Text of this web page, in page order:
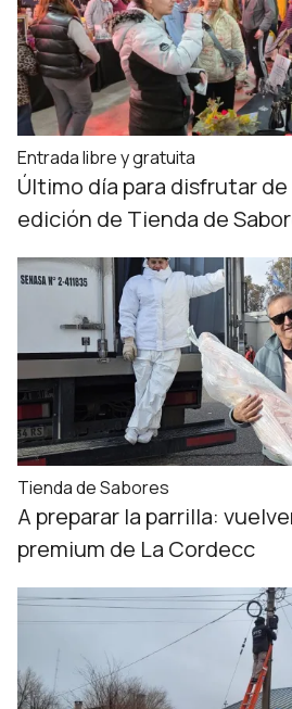
Entrada libre y gratuita
Último día para disfrutar
edición de Tienda de
Tienda de Sabores
A preparar la parrilla:
premium de La Cordecc